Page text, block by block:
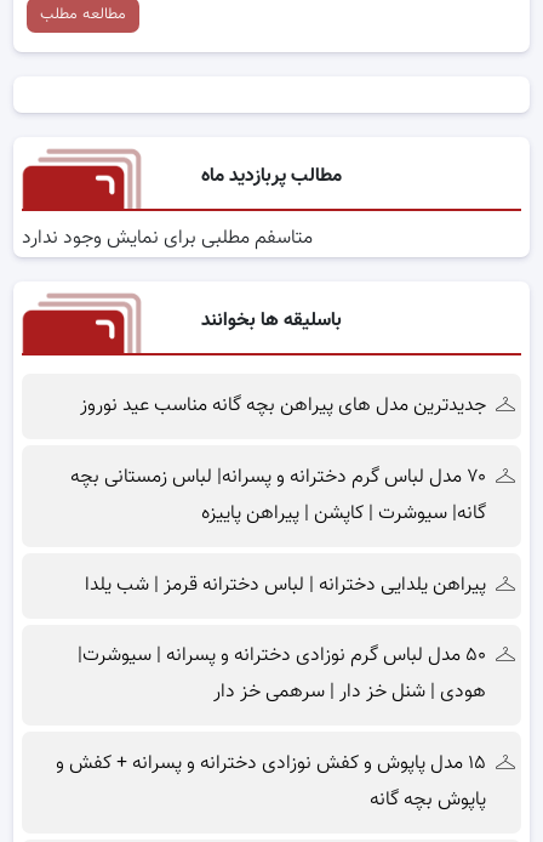
مطالعه مطلب
مطالب پربازدید ماه
متاسفم مطلبی برای نمایش وجود ندارد
باسلیقه ها بخوانند
جدیدترین مدل های پیراهن بچه گانه مناسب عید نوروز
۷۰ مدل لباس گرم دخترانه و پسرانه| لباس زمستانی بچه
گانه| سیوشرت | کاپشن | پیراهن پاییزه
پیراهن یلدایی دخترانه | لباس دخترانه قرمز | شب یلدا
۵۰ مدل لباس گرم نوزادی دخترانه و پسرانه | سیوشرت|
هودی | شنل خز دار | سرهمی خز دار
۱۵ مدل پاپوش و کفش نوزادی دخترانه و پسرانه + کفش و
پاپوش بچه گانه